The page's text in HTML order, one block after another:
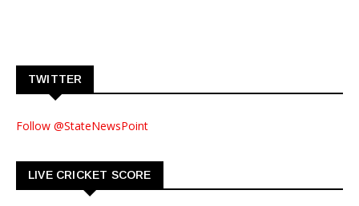
TWITTER
Follow @StateNewsPoint
LIVE CRICKET SCORE